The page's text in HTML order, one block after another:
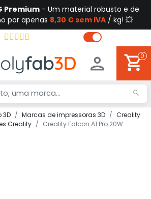
Premium - Um material robusto e de
por apenas 8,30 € sem IVA/ kg! 💥
0
3D Marcas de impressoras 3D
Creality
Creality
Creality Falcon A1 Pro 20W